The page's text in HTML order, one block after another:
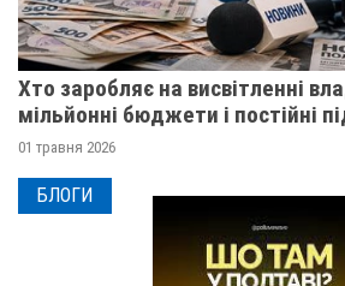
Хто заробляє на висвітленні
мільйонні бюджети і постійні
01 травня 2026
БЛОГИ